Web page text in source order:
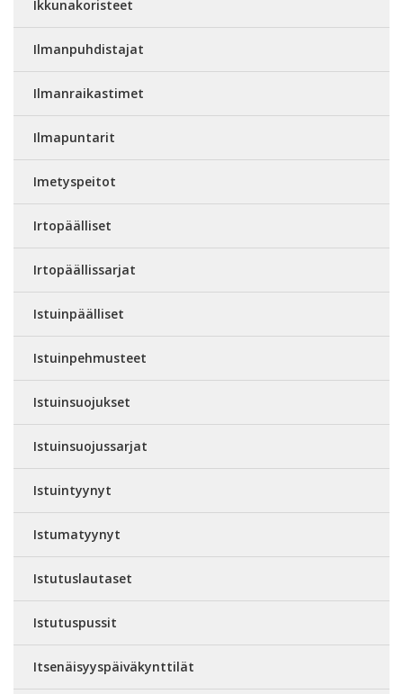
Ikkunakoristeet
Ilmanpuhdistajat
Ilmanraikastimet
Ilmapuntarit
Imetyspeitot
Irtopäälliset
Irtopäällissarjat
Istuinpäälliset
Istuinpehmusteet
Istuinsuojukset
Istuinsuojussarjat
Istuintyynyt
Istumatyynyt
Istutuslautaset
Istutuspussit
Itsenäisyyspäiväkynttilät